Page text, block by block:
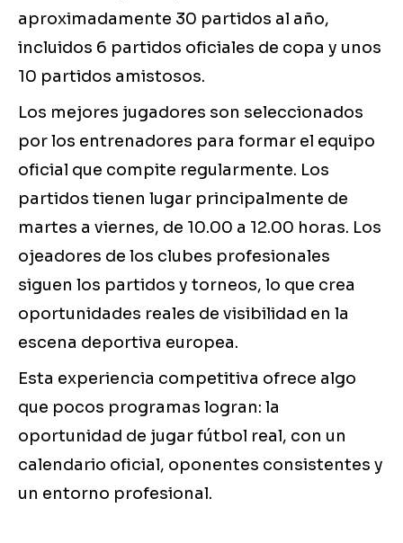
aproximadamente 30 partidos al año,
incluidos 6 partidos oficiales de copa y unos
10 partidos amistosos.
Los mejores jugadores son seleccionados
por los entrenadores para formar el equipo
oficial que compite regularmente. Los
partidos tienen lugar principalmente de
martes a viernes, de 10.00 a 12.00 horas. Los
ojeadores de los clubes profesionales
siguen los partidos y torneos, lo que crea
oportunidades reales de visibilidad en la
escena deportiva europea.
Esta experiencia competitiva ofrece algo
que pocos programas logran: la
oportunidad de jugar fútbol real, con un
calendario oficial, oponentes consistentes y
un entorno profesional.